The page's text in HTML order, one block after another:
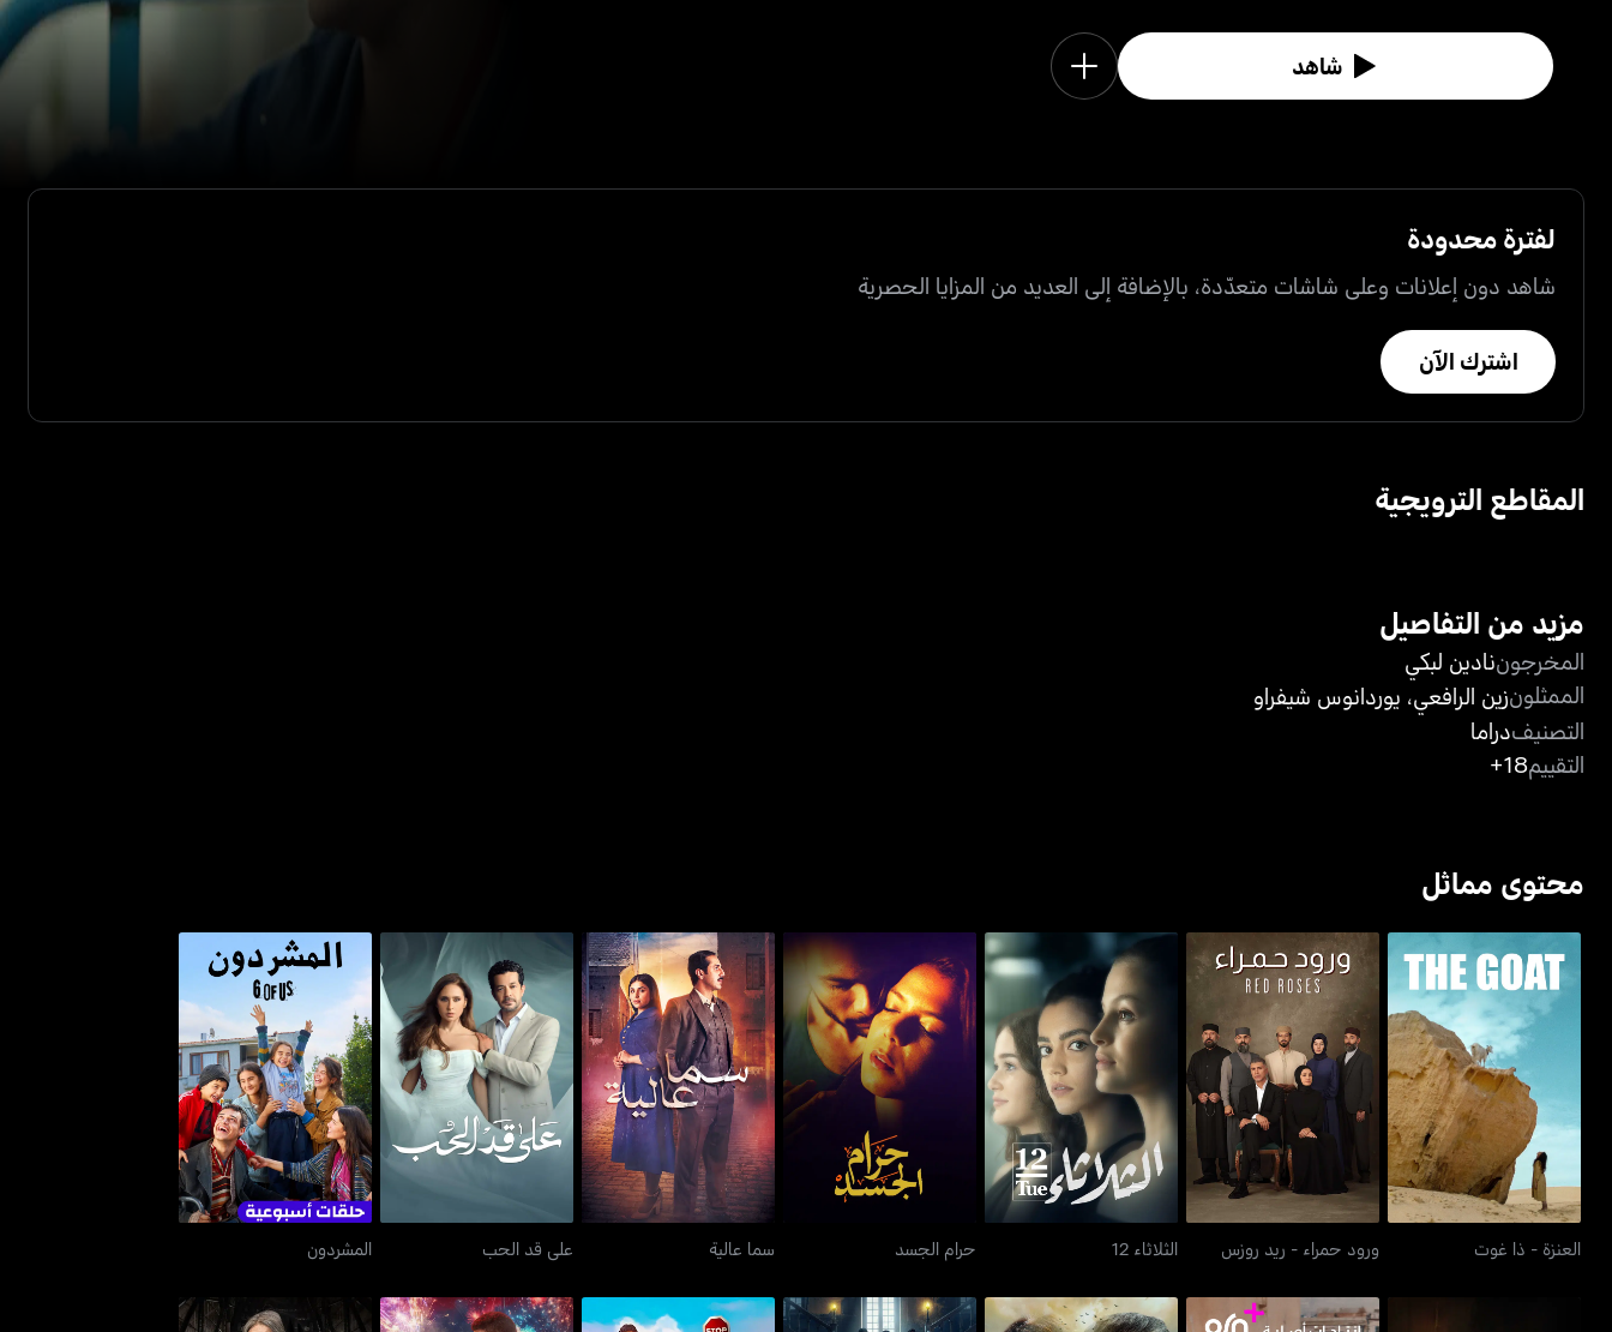
شاهد
لفترة محدودة
شاهد دون إعلانات وعلى شاشات متعدّدة، بالإضافة إلى العديد من المزايا الحصرية
اشترك الآن
المقاطع الترويجية
مزيد من التفاصيل
المخرجوننادين لبكي
الممثلونزين الرافعي‎، يوردانوس شيفراو
التصنيفدراما
التقييم18+
محتوى مماثل
العنزة - ذا غوت
العنزة - ذا غوت
ورود حمراء - ريد روزس
ورود حمراء - ريد روزس
الثلاثاء 12
الثلاثاء 12
حرام الجسد
حرام الجسد
سما عالية
سما عالية
على قد الحب
على قد الحب
المشردون
المشردون